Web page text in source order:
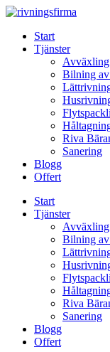
Skip
contentStart
Tjänster
Avväxling
Bilning
Riva
Sanering
Blogg
Offert
Start
Tjänster
Avväxling
Bilning
Riva
Sanering
Blogg
Offert